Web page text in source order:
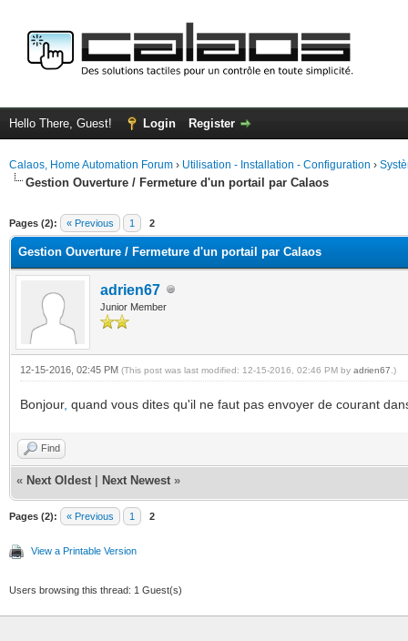
Hello There, Guest! Login Register
Calaos, Home Automation Forum › Utilisation - Installation - Configuration ›
Gestion Ouverture / Fermeture d'un portail par Calaos
Pages (2): « Previous 1 2
Gestion Ouverture / Fermeture d'un portail par Calaos
adrien67
Junior Member
12-15-2016, 02:45 PM (This post was last modified: 12-15-2016, 02:46 PM by adrien67 .)
Bonjour, quand vous dites qu'il ne faut pas envoyer de courant
Find
« Next Oldest Next Newest »
Pages (2): « Previous 1 2
View a Printable Version
Users browsing this thread: 1 Guest(s)